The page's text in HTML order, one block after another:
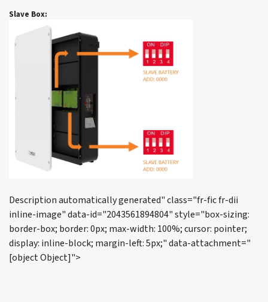
Slave Box:
Description automatically generated" class="fr-fic fr-dii
inline-image" data-id="2043561894804" style="box-sizing:
border-box; border: 0px; max-width: 100%; cursor: pointer;
display: inline-block; margin-left: 5px;" data-attachment="
[object Object]">